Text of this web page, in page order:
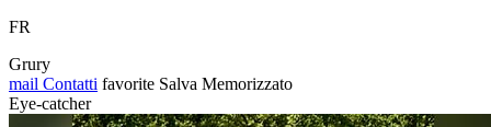
FR
Grury
mail Contatti favorite Salva Memorizzato
Eye-catcher